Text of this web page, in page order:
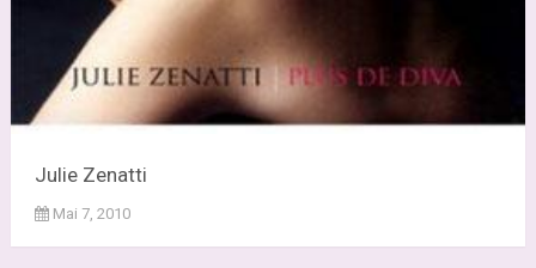
Julie Zenatti
Mai 7, 2010